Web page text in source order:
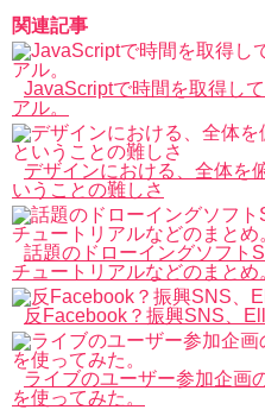
関連記事
JavaScriptで時間を取得し
アル。
デザインにおける、全体を
いうことの難しさ
話題のドローイングソフト
チュートリアルなどのまとめ
反Facebook？振興SNS、
ライブのユーザー参加企画
を使ってみた。